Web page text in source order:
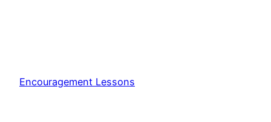
Encouragement Lessons